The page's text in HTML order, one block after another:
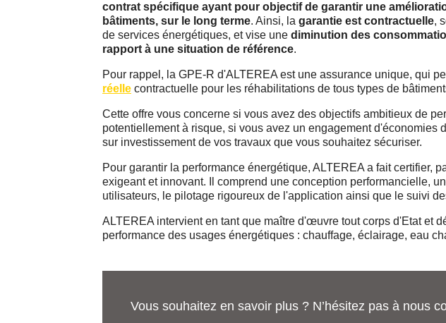
contrat spécifique ayant pour objectif de garantir une
bâtiments, sur le long terme. Ainsi, la garantie est contractuelle,
de services énergétiques, et vise une diminution des
rapport à une situation de référence.
Pour rappel, la GPE-R d'ALTEREA est une assurance unique, qui
réelle contractuelle pour les réhabilitations de tous types de
Cette offre vous concerne si vous avez des objectifs ambitieux de
potentiellement à risque, si vous avez un engagement
sur investissement de vos travaux que vous souhaitez sécuriser.
Pour garantir la performance énergétique, ALTEREA a fait certifier,
exigeant et innovant. Il comprend une conception performancielle,
utilisateurs, le pilotage rigoureux de l'application ainsi que le suivi
ALTEREA intervient en tant que maître d'œuvre tout corps d'Etat et
performance des usages énergétiques : chauffage, éclairage, eau
Vous souhaitez en savoir plus ? N’hésitez pas à nous